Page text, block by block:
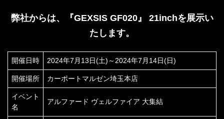
弊社からは、『GEXSIS GF020』 21inchを展示い
たします。
開催日時 2024年7月13日(土)～2024年7月14日(日)
開催場所 カーポートマルゼン埼玉本店
イベント
名
アルファード ヴェルファイア 大集結